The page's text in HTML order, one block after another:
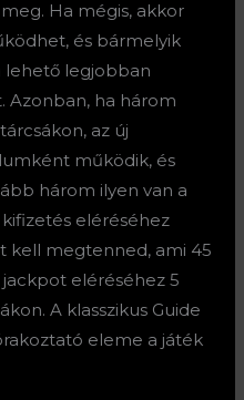
Ha mégis, akkor
és bármelyik
lehető legjobban
Azonban, ha három
az új
működik, és
három ilyen van a
eléréséhez
kell megtenned, ami 45
eléréséhez 5
A klasszikus Guide
eleme a játék